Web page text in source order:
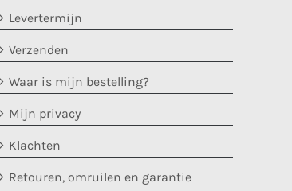
Levertermijn
Verzenden
Waar is mijn bestelling?
Mijn privacy
Klachten
Retouren, omruilen en garantie